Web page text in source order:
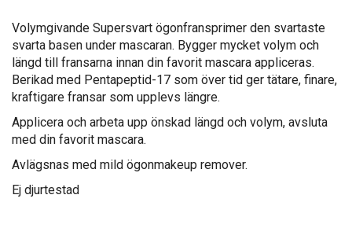
Volymgivande Supersvart ögonfransprimer den svartaste
svarta basen under mascaran. Bygger mycket volym och
längd till fransarna innan din favorit mascara appliceras.
Berikad med Pentapeptid-17 som över tid ger tätare, finare,
kraftigare fransar som upplevs längre.
Applicera och arbeta upp önskad längd och volym, avsluta
med din favorit mascara.
Avlägsnas med mild ögonmakeup remover.
Ej djurtestad